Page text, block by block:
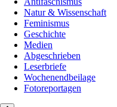
Natur & Wissenschaft
Feminismus
Geschichte
Medien
Abgeschrieben
Leserbriefe
Wochenendbeilage
Fotoreportagen